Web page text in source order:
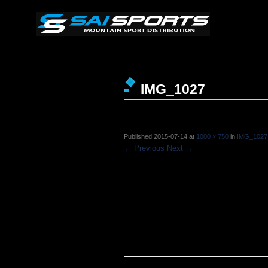
IMG_1027
Published 2015-07-14 at 1000 × 750 in IMG_1027
← Previous Next →